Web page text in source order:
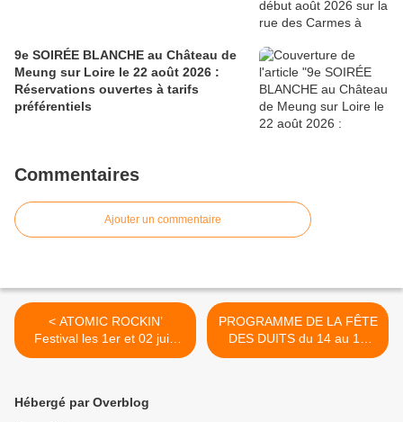
9e SOIRÉE BLANCHE au Château de
Meung sur Loire le 22 août 2026 :
Réservations ouvertes à tarifs
préférentiels
Commentaires
Ajouter un commentaire
< ATOMIC ROCKIN’
Festival les 1er et 02 juin
2019 à St Pryvé St Mesmin
PROGRAMME DE LA FÊTE
DES DUITS du 14 au 19
août 2019 à ORLÉANS sur
Hébergé par Overblog